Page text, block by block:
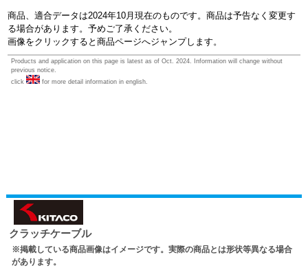
商品、適合データは2024年10月現在のものです。商品は予告なく変更す
る場合があります。予めご了承ください。
画像をクリックすると商品ページへジャンプします。
Products and application on this page is latest as of Oct. 2024. Information will change without
previous notice.
click
for more detail information in english.
クラッチケーブル
※掲載している商品画像はイメージです。実際の商品とは形状等異なる場合
があります。